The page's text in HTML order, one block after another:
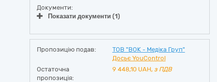
Документи:
Показати документи (1)
Пропозицію подав:
ТОВ "ВОК - Медіка Груп"
Досьє YouControl
Остаточна
пропозиція:
9 448,10 UAH, з ПДВ